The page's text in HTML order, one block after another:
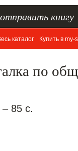
отправить книгу
каталог Купить в my-
по
85 с.